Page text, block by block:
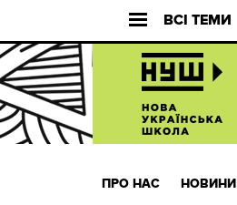
ВСІ ТЕМИ
ПРО НАС НОВИНИ